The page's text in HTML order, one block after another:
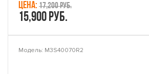
Цена: 17,200 руб.
15,900 руб.
Модель: M3S40070R2